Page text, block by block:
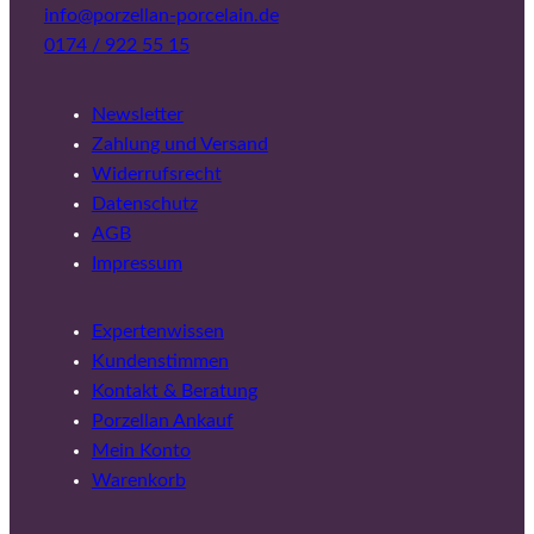
info@porzellan-porcelain.de
0174 / 922 55 15
Newsletter
Zahlung und Versand
Widerrufsrecht
Datenschutz
AGB
Impressum
Expertenwissen
Kundenstimmen
Kontakt & Beratung
Porzellan Ankauf
Mein Konto
Warenkorb